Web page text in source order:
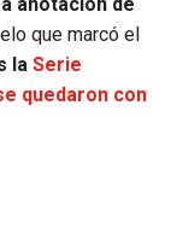
anotación de
que marcó el
la Serie
quedaron con